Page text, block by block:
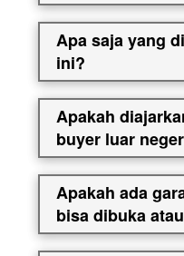
Apa saja yang
ini?
Apakah
buyer luar
Apakah ada
bisa dibuka